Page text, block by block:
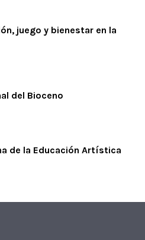
juego y bienestar en la
del Bioceno
de la Educación Artística